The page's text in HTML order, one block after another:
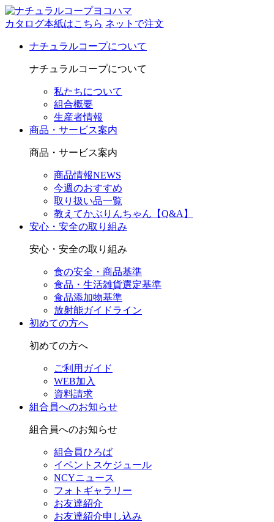
カタログ本紙はこちら ネットで注文
ナチュラルコープについて
ナチュラルコープについて
私たちについて
組合概要
生産者情報
商品・サービス案内
商品・サービス案内
商品情報NEWS
今週のおすすめ
取り扱い品一覧
教えてかぶりんちゃん【Q&A】
安心・安全の取り組み
安心・安全の取り組み
食の安全・商品基準
食品・生活雑貨選定基準
食品添加物基準
放射能ガイドライン
初めての方へ
初めての方へ
ご利用ガイド
WEB加入
資料請求
組合員へのお知らせ
組合員へのお知らせ
組合員ひろば
イベントスケジュール
NCYニュース
フォトギャラリー
お友達紹介
お友達紹介申し込み